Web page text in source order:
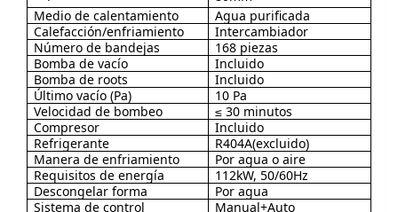
Medio de calentamiento
Agua purificada
Calefacción/enfriamiento
Intercambiador
Número de bandejas
168 piezas
Bomba de vacío
Incluido
Bomba de roots
Incluido
Último vacío (Pa)
10 Pa
Velocidad de bombeo
≤ 30 minutos
Compresor
Incluido
Refrigerante
R404A(excluido)
Manera de enfriamiento
Por agua o aire
Requisitos de energía
112kW, 50/60Hz
Descongelar forma
Por agua
Sistema de control
Manual+Auto